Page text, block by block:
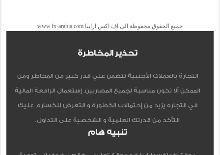
جميع الحقوق محفوظة الى اف اكس ارابيا www.fx-arabia.com
تحذير المخاطرة
التجارة بالعملات الأجنبية تتضمن علي قدر كبير من المخاطر ومن
الممكن ألا تكون مناسبة لجميع المضاربين, إستعمال الرافعة المالية
في التجاره يزيد من إحتمالات الخطورة و التعرض للخساره, عليك
التأكد من قدرتك العلمية و الشخصية على التداول.
تنبيه هام